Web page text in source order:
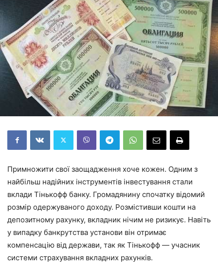
Примножити свої заощадження хоче кожен. Одним з
найбільш надійних інструментів інвестування стали
вклади Тінькофф банку. Громадянину спочатку відомий
розмір одержуваного доходу. Розмістивши кошти на
депозитному рахунку, вкладник нічим не ризикує. Навіть
у випадку банкрутства установи він отримає
компенсацію від держави, так як Тінькофф — учасник
системи страхування вкладних рахунків.